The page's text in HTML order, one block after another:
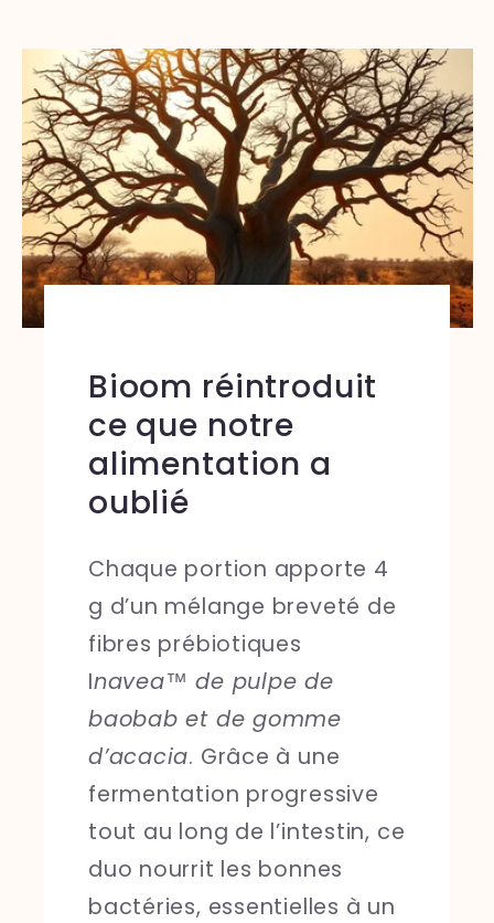
Bioom réintroduit
ce que notre
alimentation a
oublié
Chaque portion apporte 4
g d’un mélange breveté de
fibres prébiotiques
Inavea™ de pulpe de
baobab et de gomme
d’acacia. Grâce à une
fermentation progressive
tout au long de l’intestin, ce
duo nourrit les bonnes
bactéries, essentielles à un